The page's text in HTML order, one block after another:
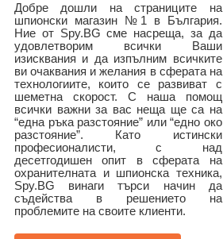
Добре дошли на страниците на
шпионски магазин №1 в България.
Ние от Spy.BG сме насреща, за да
удовлетворим всички Ваши
изисквания и да изпълним всичките
ви очаквания и желания в сферата на
технологиите, които се развиват с
шеметна скорост. С наша помощ
всички важни за вас неща ще са на
“една ръка разстояние” или “едно око
разстояние”. Като истински
професионалисти, с над
десетгодишен опит в сферата на
охранителната и шпионска техника,
Spy.BG винаги търси начин да
съдейства в решението на
проблемите на своите клиенти.